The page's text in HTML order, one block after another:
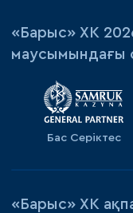
«‎Барыс»‎ ХК
маусымындағы
Бас Серіктес
«Барыс» ХК